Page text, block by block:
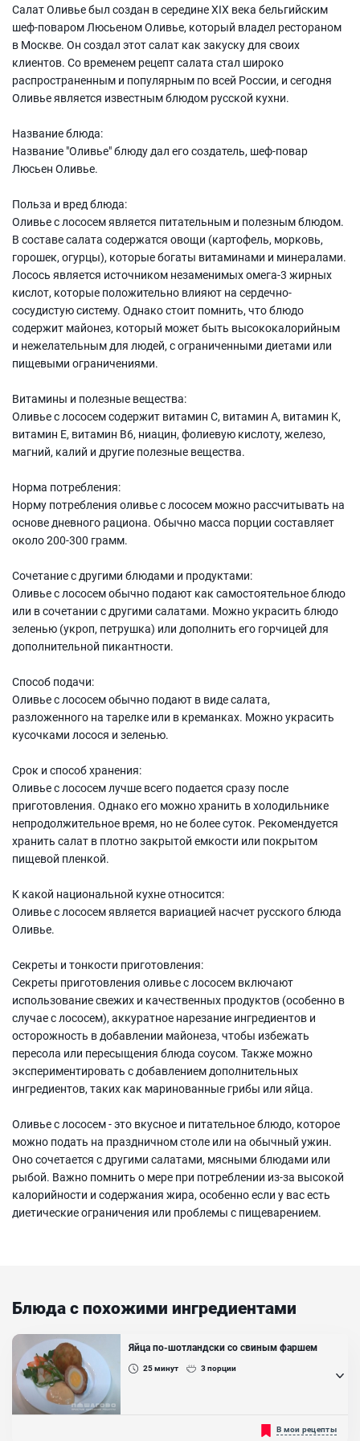
Салат Оливье был создан в середине XIX века бельгийским
шеф-поваром Люсьеном Оливье, который владел рестораном
в Москве. Он создал этот салат как закуску для своих
клиентов. Со временем рецепт салата стал широко
распространенным и популярным по всей России, и сегодня
Оливье является известным блюдом русской кухни.
Название блюда:
Название "Оливье" блюду дал его создатель, шеф-повар
Люсьен Оливье.
Польза и вред блюда:
Оливье с лососем является питательным и полезным блюдом.
В составе салата содержатся овощи (картофель, морковь,
горошек, огурцы), которые богаты витаминами и минералами.
Лосось является источником незаменимых омега-3 жирных
кислот, которые положительно влияют на сердечно-
сосудистую систему. Однако стоит помнить, что блюдо
содержит майонез, который может быть высококалорийным
и нежелательным для людей, с ограниченными диетами или
пищевыми ограничениями.
Витамины и полезные вещества:
Оливье с лососем содержит витамин C, витамин A, витамин K,
витамин E, витамин B6, ниацин, фолиевую кислоту, железо,
магний, калий и другие полезные вещества.
Норма потребления:
Норму потребления оливье с лососем можно рассчитывать на
основе дневного рациона. Обычно масса порции составляет
около 200-300 грамм.
Сочетание с другими блюдами и продуктами:
Оливье с лососем обычно подают как самостоятельное блюдо
или в сочетании с другими салатами. Можно украсить блюдо
зеленью (укроп, петрушка) или дополнить его горчицей для
дополнительной пикантности.
Способ подачи:
Оливье с лососем обычно подают в виде салата,
разложенного на тарелке или в креманках. Можно украсить
кусочками лосося и зеленью.
Срок и способ хранения:
Оливье с лососем лучше всего подается сразу после
приготовления. Однако его можно хранить в холодильнике
непродолжительное время, но не более суток. Рекомендуется
хранить салат в плотно закрытой емкости или покрытом
пищевой пленкой.
К какой национальной кухне относится:
Оливье с лососем является вариацией насчет русского блюда
Оливье.
Секреты и тонкости приготовления:
Секреты приготовления оливье с лососем включают
использование свежих и качественных продуктов (особенно в
случае с лососем), аккуратное нарезание ингредиентов и
осторожность в добавлении майонеза, чтобы избежать
пересола или пересыщения блюда соусом. Также можно
экспериментировать с добавлением дополнительных
ингредиентов, таких как маринованные грибы или яйца.
Оливье с лососем - это вкусное и питательное блюдо, которое
можно подать на праздничном столе или на обычный ужин.
Оно сочетается с другими салатами, мясными блюдами или
рыбой. Важно помнить о мере при потреблении из-за высокой
калорийности и содержания жира, особенно если у вас есть
диетические ограничения или проблемы с пищеварением.
Блюда с похожими ингредиентами
Яйца по-шотландски со свиным фаршем
25минут 3порции
Яйца по-шотландски называют еще шотландскими котлетами.
В мои рецепты